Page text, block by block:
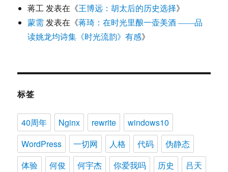
蒋工发表在《王博远：胡太后的历史选择》
蒙需发表在《蒋琦：在时光里酿一壶美酒 ——品
读姚龙均诗集《时光流韵》有感》
标签
40周年 Nginx rewrite
windows10
WordPress
一切网 人格 代码
伪静态
体验
何俊 何宇杰 你爱我吗 历史
吕天